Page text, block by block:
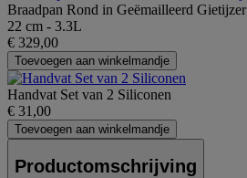
Braadpan Rond in Geëmailleerd Gietijzer
22 cm - 3.3L
€ 329,00
Toevoegen aan winkelmandje
Handvat Set van 2 Siliconen
€ 31,00
Toevoegen aan winkelmandje
Productomschrijving